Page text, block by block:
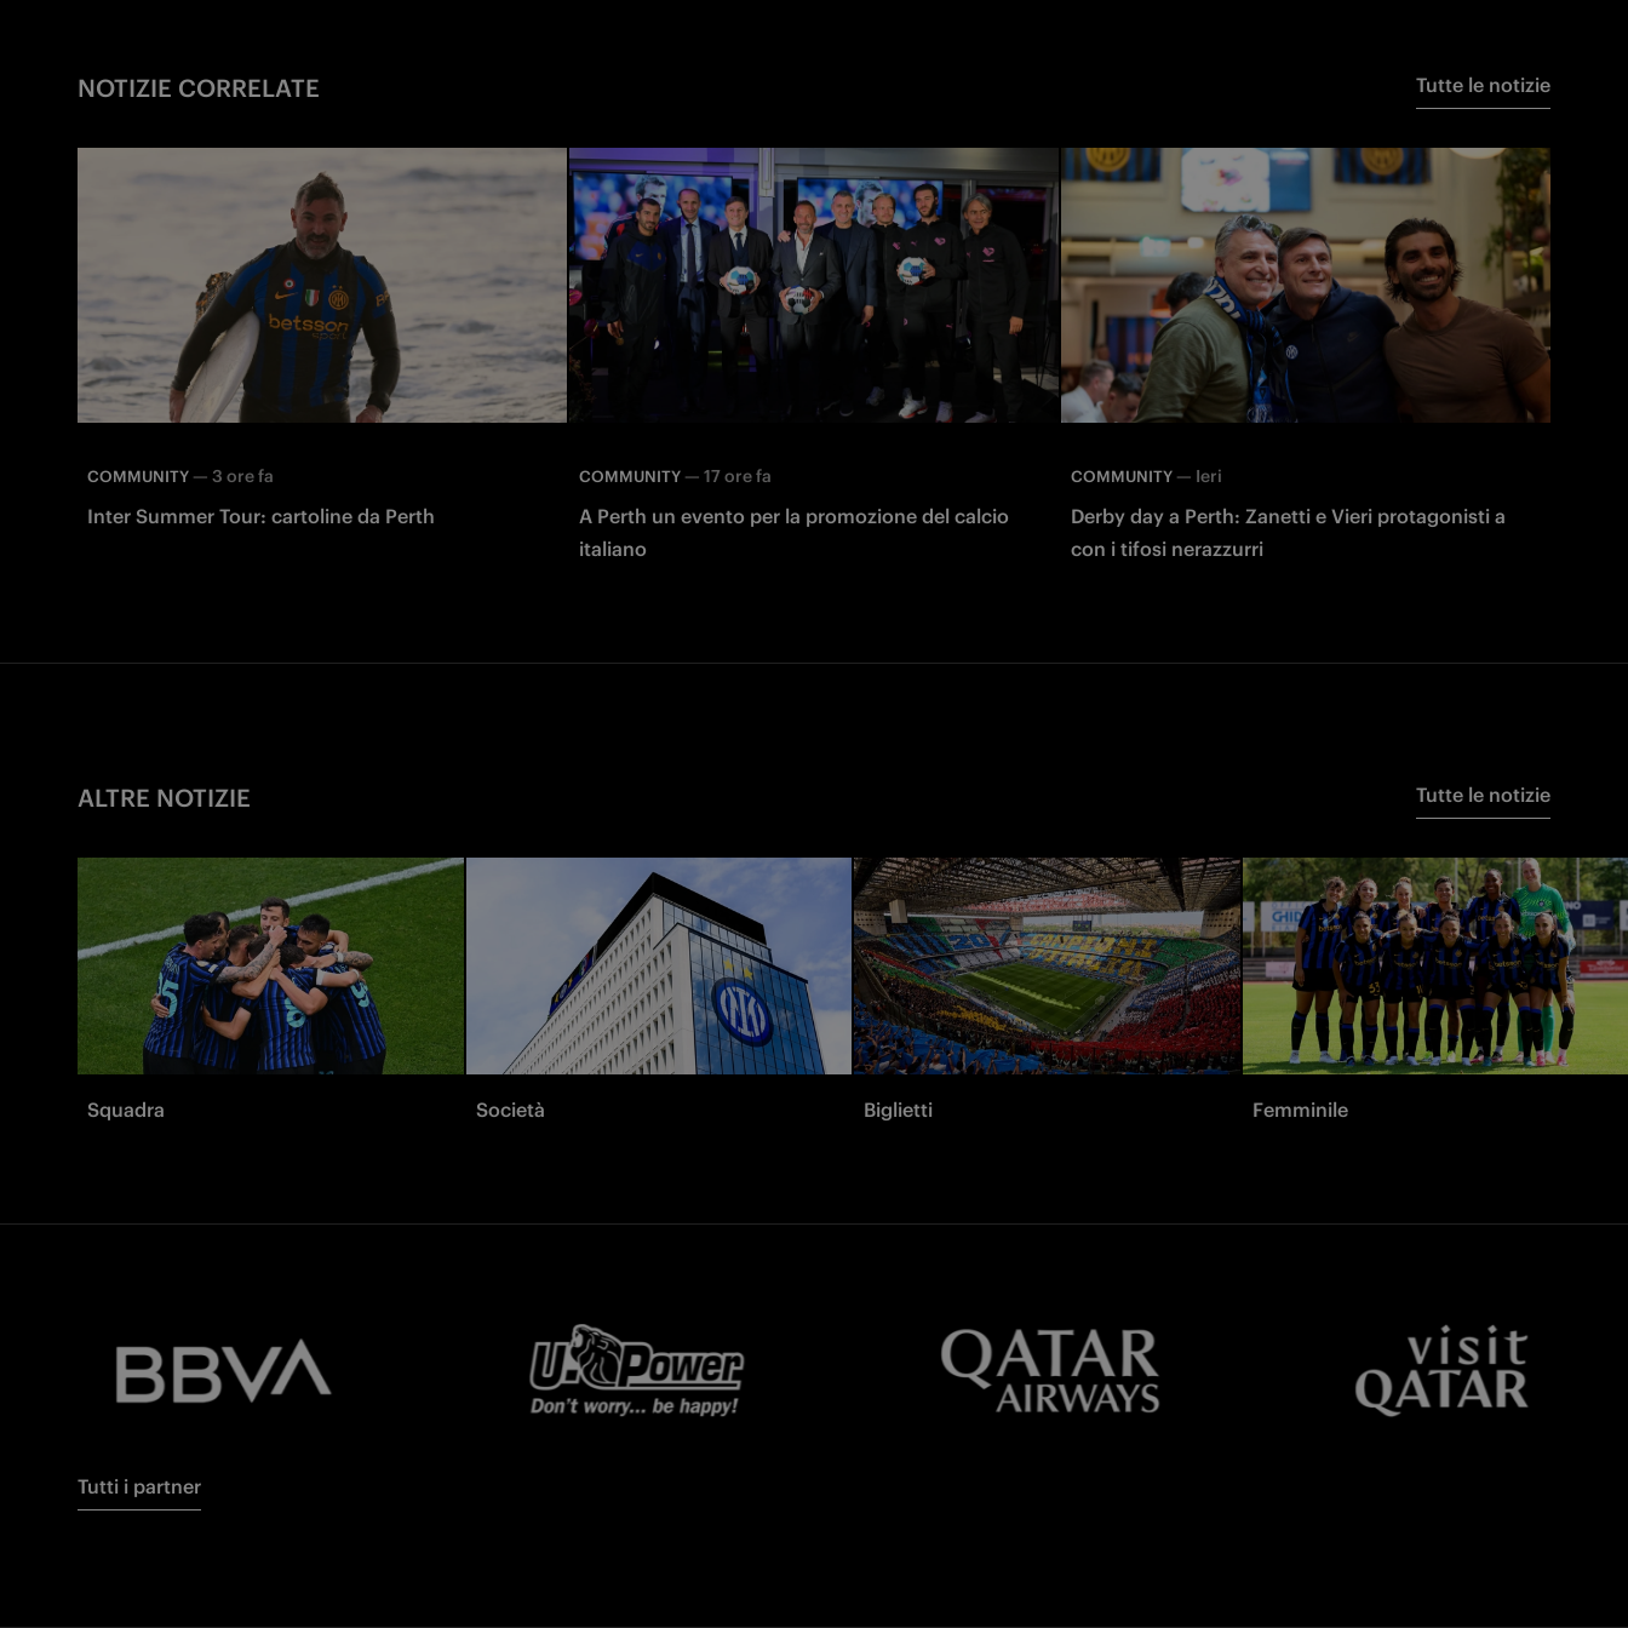
NOTIZIE CORRELATE Tutte le notizie
COMMUNITY — 3 ore fa
Inter Summer Tour: cartoline da Perth
COMMUNITY — 17 ore fa
A Perth un evento per la promozione del calcio
italiano
COMMUNITY — Ieri
Derby day a Perth: Zanetti e Vieri protagonisti a
con i tifosi nerazzurri
ALTRE NOTIZIE Tutte le notizie
Squadra Società Biglietti Femminile
Tutti i partner